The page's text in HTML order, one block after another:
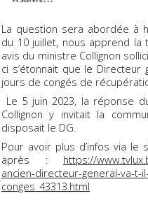
La question sera abordée à
du 10 juillet, nous apprend la
avis du ministre Collignon
ci s’étonnait que le
jours de congés de
Le 5 juin 2023, la réponse
Collignon y invitait la
disposait le DG.
Pour avoir plus d’infos via le
après : https://
ancien-directeur-general-va-
conges_43313.html